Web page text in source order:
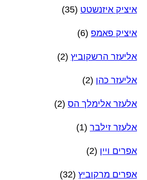
איציק איזנשטט (35)
איציק פאמפ (6)
אליעזר הרשקוביץ (2)
אליעזר כהן (2)
אלעזר אלימלך הס (2)
אלעזר זילבר (1)
אפרים ויין (2)
אפרים מרקוביץ (32)